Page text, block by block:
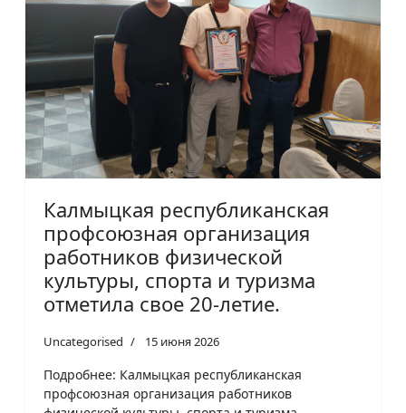
Калмыцкая республиканская
профсоюзная организация
работников физической
культуры, спорта и туризма
отметила свое 20-летие.
Uncategorised 15 июня 2026
Подробнее: Калмыцкая республиканская
профсоюзная организация работников